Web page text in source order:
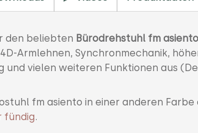
den beliebten Bürodrehstuhl fm asiento
Armlehnen, Synchronmechanik,
und vielen weiteren Funktionen aus
fm asiento in einer anderen
fündig.